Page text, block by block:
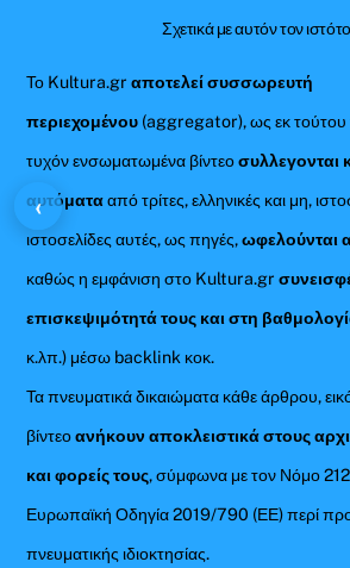
Σχετικά με αυτόν τον
Το Kultura.grαποτελεί συσσωρευτή
περιεχομένου (aggregator), ως εκ τούτου
τυχόν ενσωματωμένα βίντεοσυλλεγονται
αυτόματααπό τρίτες, ελληνικές και μη,
ιστοσελίδες αυτές, ως πηγές,ωφελούνται
καθώς η εμφάνιση στο Kultura.gr
επισκεψιμότητά τους και στη
κ.λπ.) μέσω backlink κοκ.
Τα πνευματικά δικαιώματα κάθε άρθρου,
βίντεοανήκουν αποκλειστικά στους
και φορείς τους, σύμφωνα με τον Νόμο
Ευρωπαϊκή Οδηγία 2019/790 (ΕΕ) περί
πνευματικής ιδιοκτησίας.
‹